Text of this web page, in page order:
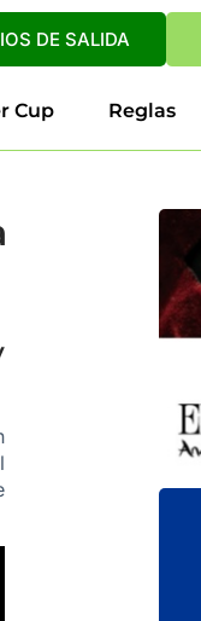
DE SALIDA
Cup Reglas